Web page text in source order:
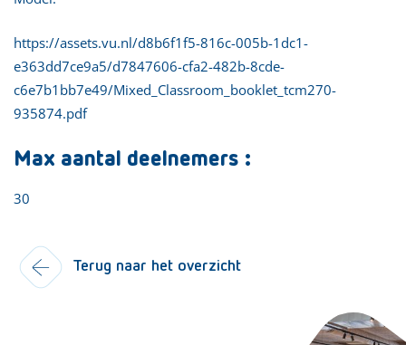
https://assets.vu.nl/d8b6f1f5-816c-005b-1dc1-
e363dd7ce9a5/d7847606-cfa2-482b-8cde-
c6e7b1bb7e49/Mixed_Classroom_booklet_tcm270-
935874.pdf
Max aantal deelnemers :
30
Terug naar het overzicht